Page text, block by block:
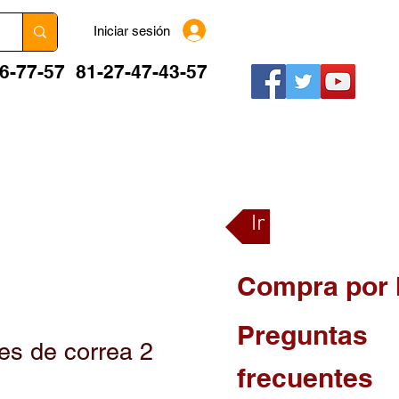
Iniciar sesión
77-57 81-27-47-43-57
de correa 2
Ir a la tienda
Compra
Preguntas
frecuentes